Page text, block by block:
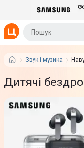
Звук і музика
Дитячі